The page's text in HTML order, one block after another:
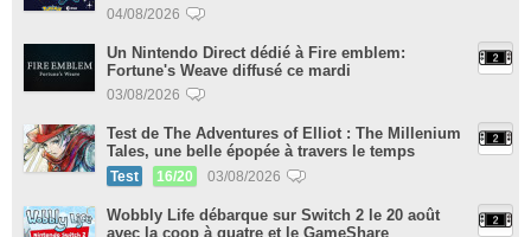
04/08/2026
Un Nintendo Direct dédié à Fire emblem:
Fortune's Weave diffusé ce mardi
03/08/2026
Test de The Adventures of Elliot : The Millenium
Tales, une belle épopée à travers le temps
Test 16/20 03/08/2026
Wobbly Life débarque sur Switch 2 le 20 août
avec la coop à quatre et le GameShare